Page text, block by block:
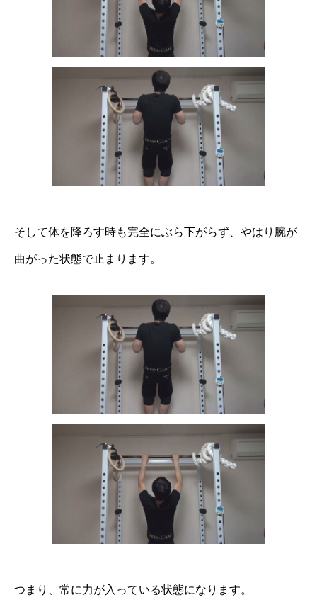
そして体を降ろす時も完全にぶら下がらず、やはり腕が
曲がった状態で止まります。
つまり、常に力が入っている状態になります。